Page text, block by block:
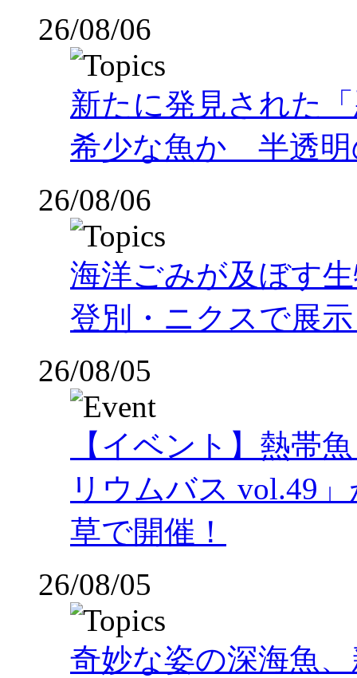
26/08/06
新たに発見された
希少な魚か 半透明
26/08/06
海洋ごみが及ぼす
登別・ニクスで展
26/08/05
【イベント】熱帯
リウムバス vol.49
草で開催！
26/08/05
奇妙な姿の深海魚